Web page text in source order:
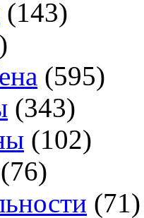
(143)
(595)
(343)
(102)
(76)
(71)